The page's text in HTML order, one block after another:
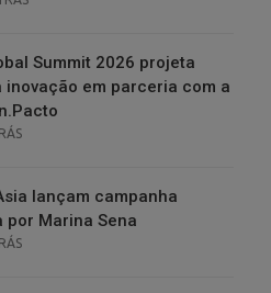
Summit 2026 projeta
inovação em parceria com a
lançam campanha
por Marina Sena